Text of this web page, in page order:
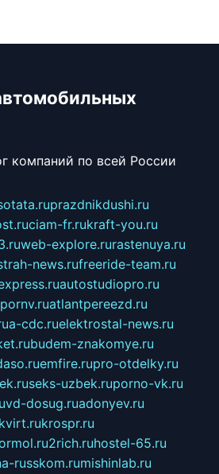
компаний по всей России
prazdnikdushi.ru
ciam-fr.rukraft-you.ru
web-explore.rurastenuya.ru
news.rufreeride-team.ru
autostudiopro.ru
pornv.ruatlantpereezd.ru
a-cdc.ruelektrostal-news.ru
budem-znakomye.ru
emfire.rupro-otdelky.ru
seks-uzbek.ruporno-vk.ru
vd-dosug.ruadonyev.ru
krospr.ru
2rich.ruhostel-65.ru
russkom.rumishinlab.ru